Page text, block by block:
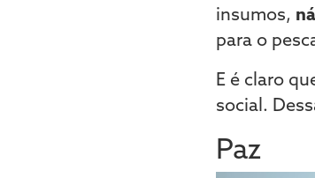
insumos,
para o
E é claro
social.
Paz